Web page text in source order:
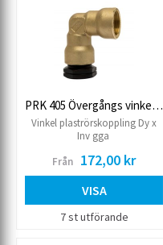
PRK 405 Övergångs vinkel inv.
Vinkel plaströrskoppling Dy x
Inv gga
Från 172,00 kr
VISA
7 st utförande